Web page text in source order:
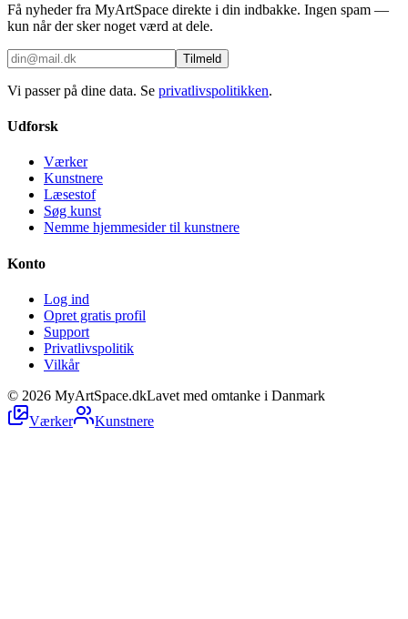
Få nyheder fra MyArtSpace direkte i din indbakke. Ingen spam —
kun når der sker noget værd at dele.
Tilmeld
Vi passer på dine data. Se privatlivspolitikken.
Udforsk
Værker
Kunstnere
Læsestof
Søg kunst
Nemme hjemmesider til kunstnere
Konto
Log ind
Opret gratis profil
Support
Privatlivspolitik
Vilkår
© 2026 MyArtSpace.dkLavet med omtanke i Danmark
Værker
Kunstnere